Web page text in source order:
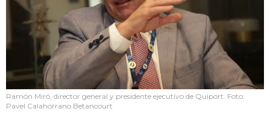
Ramón Miró, director general y presidente ejecutivo de Quiport. Foto:
Pavel Calahorrano Betancourt